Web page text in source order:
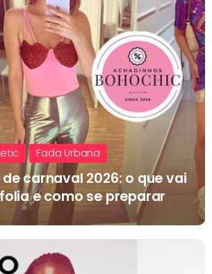
Fada Urbana
carnaval 2026: o que vai
e como se preparar